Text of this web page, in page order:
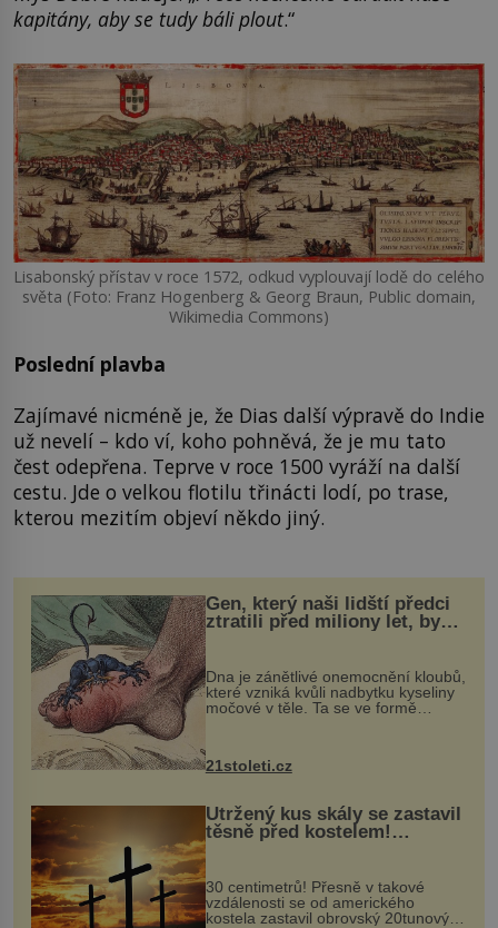
kapitány, aby se tudy báli plout.“
Lisabonský přístav v roce 1572, odkud vyplouvají lodě do celého
světa (Foto: Franz Hogenberg & Georg Braun, Public domain,
Wikimedia Commons)
Poslední plavba
Zajímavé nicméně je, že Dias další výpravě do Indie
už nevelí – kdo ví, koho pohněvá, že je mu tato
čest odepřena. Teprve v roce 1500 vyráží na další
cestu. Jde o velkou flotilu třinácti lodí, po trase,
kterou mezitím objeví někdo jiný.
Gen, který naši lidští předci
ztratili před miliony let, by
mohl pomoci s léčbou
„nemoci králů“
Dna je zánětlivé onemocnění kloubů,
které vzniká kvůli nadbytku kyseliny
močové v těle. Ta se ve formě
nohou, a způsobuje bole...
21stoleti.cz
Utržený kus skály se zastavil
těsně před kostelem!
Ochránila ho boží síla?
30 centimetrů! Přesně v takové
vzdálenosti se od amerického
kostela zastavil obrovský 20tunový